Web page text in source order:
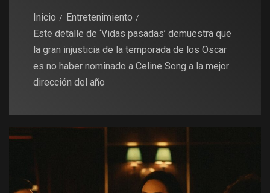
Inicio
Entretenimiento
Este detalle de ‘Vidas pasadas’ demuestra que
la gran injusticia de la temporada de los Oscar
es no haber nominado a Celine Song a la mejor
dirección del año